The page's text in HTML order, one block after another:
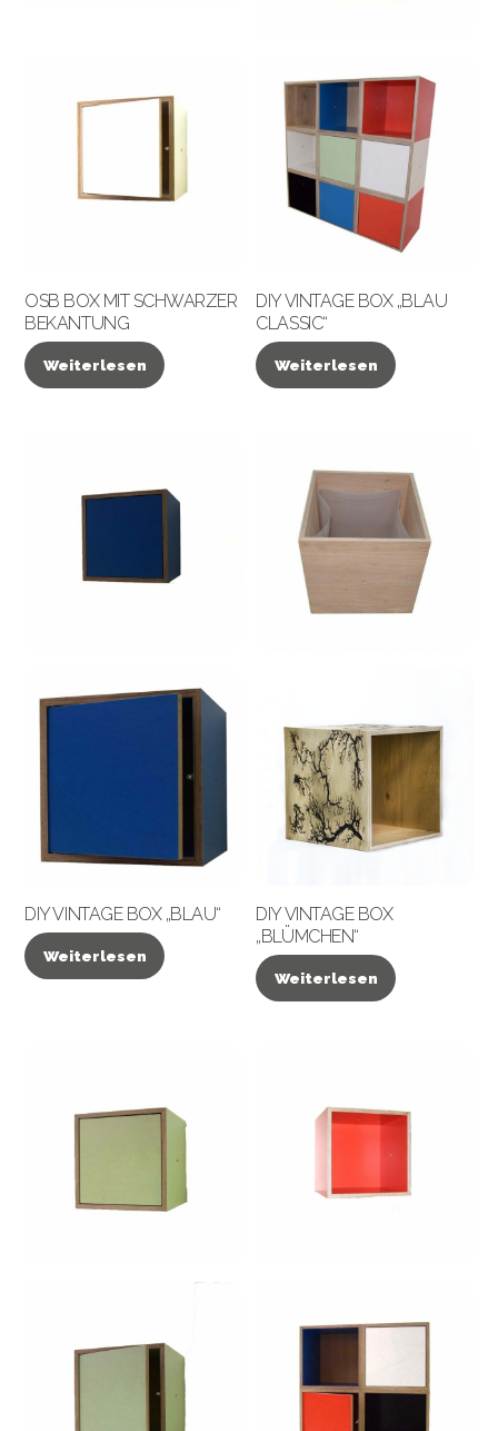
OSB BOX MIT SCHWARZER
BEKANTUNG
Weiterlesen
DIY VINTAGE BOX „BLAU
CLASSIC“
Weiterlesen
DIY VINTAGE BOX „BLAU“
Weiterlesen
DIY VINTAGE BOX
„BLÜMCHEN“
Weiterlesen